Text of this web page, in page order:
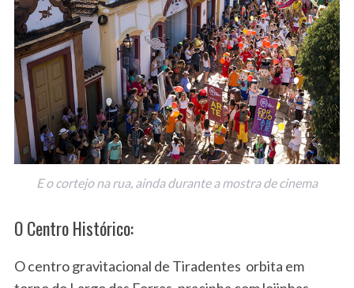
E o cortejo na rua, ainda durante a mostra de cinema
O Centro Histórico:
O centro gravitacional de Tiradentes orbita em